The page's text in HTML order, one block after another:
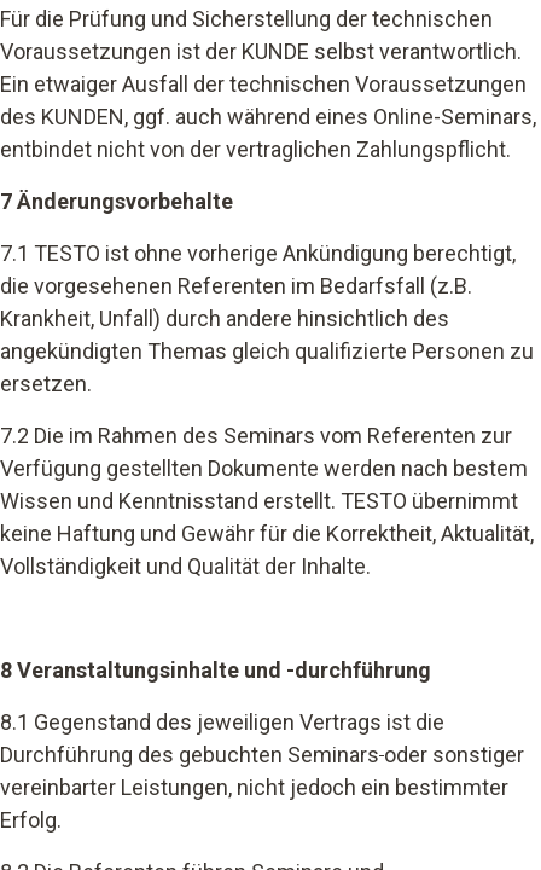
Für die Prüfung und Sicherstellung der technischen
Voraussetzungen ist der KUNDE selbst verantwortlich.
Ein etwaiger Ausfall der technischen Voraussetzungen
des KUNDEN, ggf. auch während eines Online-Seminars,
entbindet nicht von der vertraglichen Zahlungspflicht.
7 Änderungsvorbehalte
7.1 TESTO ist ohne vorherige Ankündigung berechtigt,
die vorgesehenen Referenten im Bedarfsfall (z.B.
Krankheit, Unfall) durch andere hinsichtlich des
angekündigten Themas gleich qualifizierte Personen zu
ersetzen.
7.2 Die im Rahmen des Seminars vom Referenten zur
Verfügung gestellten Dokumente werden nach bestem
Wissen und Kenntnisstand erstellt. TESTO übernimmt
keine Haftung und Gewähr für die Korrektheit, Aktualität,
Vollständigkeit und Qualität der Inhalte.
8 Veranstaltungsinhalte und -durchführung
8.1 Gegenstand des jeweiligen Vertrags ist die
Durchführung des gebuchten Seminars oder sonstiger
vereinbarter Leistungen, nicht jedoch ein bestimmter
Erfolg.